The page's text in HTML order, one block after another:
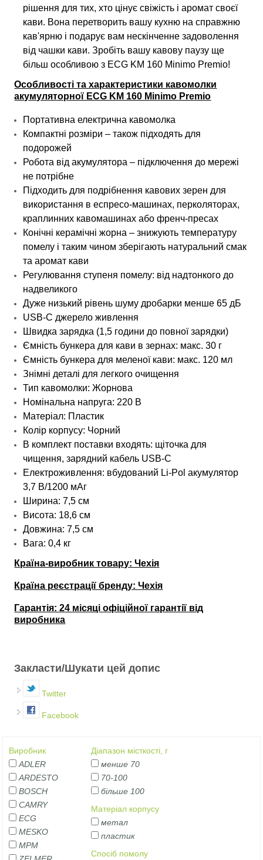
рішення для тих, хто цінує свіжість і аромат своєї
кави. Вона перетворить вашу кухню на справжню
кав'ярню і подарує вам нескінченне задоволення
від чашки кави. Зробіть вашу кавову паузу ще
більш особливою з ECG KM 160 Minimo Premio!
Особливості та характеристики кавомолки
акумуляторної ECG KM 160 Minimo Premio
Портативна електрична кавомолка
Компактні розміри – також підходять для
подорожей
Робота від акумулятора – підключення до мережі
не потрібне
Підходить для подрібнення кавових зерен для
використання в еспресо-машинах, перколяторах,
краплинних кавомашинах або френч-пресах
Конічні керамічні жорна – знижують температуру
помелу і таким чином зберігають натуральний смак
та аромат кави
Регулювання ступеня помелу: від надтонкого до
надвеликого
Дуже низький рівень шуму дробарки менше 65 дБ
USB-C джерело живлення
Швидка зарядка (1,5 години до повної зарядки)
Ємність бункера для кави в зернах: макс. 30 г
Ємність бункера для меленої кави: макс. 120 мл
Знімні деталі для легкого очищення
Тип кавомолки: Жорнова
Номінальна напруга: 220 В
Матеріал: Пластик
Колір корпусу: Чорний
В комплект поставки входять: щіточка для
чищення, зарядний кабель USB-C
Електроживлення: вбудований Li-Pol акумулятор
3,7 В/1200 мАг
Ширина: 7,5 см
Висота: 18,6 см
Довжина: 7,5 см
Вага: 0,4 кг
Країна-виробник товару: Чехія
Країна реєстрації бренду: Чехія
Гарантія: 24 місяці офіційної гарантії від
виробника
Закласти/Шукати цей допис
Twitter
Facebook
Виробник
ADLER
ARDESTO
BOSCH
CAMRY
ECG
MESKO
MPM
Діапазон місткості, г
менше 70
70-100
більше 100
Матеріал корпусу
метал
пластик
Спосіб помолу